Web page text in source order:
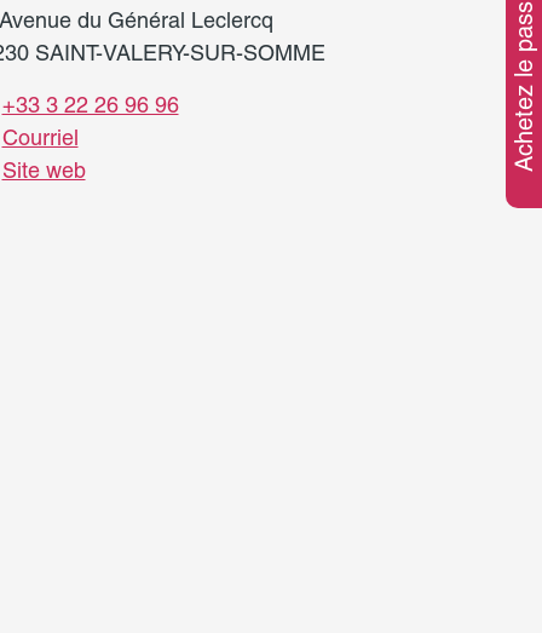
du Général Leclercq
SAINT-VALERY-SUR-SOMME
+33 3 22 26 96 96
Courriel
Site web
Achetez le pass